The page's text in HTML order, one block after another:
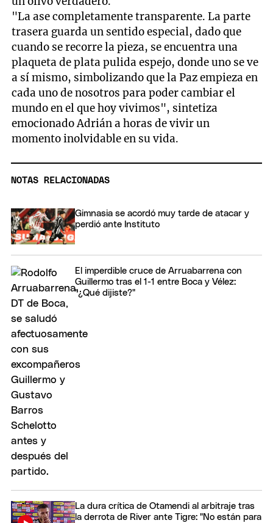
"La ase completamente transparente. La parte
trasera guarda un sentido especial, dado que
cuando se recorre la pieza, se encuentra una
plaqueta de plata pulida espejo, donde uno se ve
a sí mismo, simbolizando que la Paz empieza en
cada uno de nosotros para poder cambiar el
mundo en el que hoy vivimos", sintetiza
emocionado Adrián a horas de vivir un
momento inolvidable en su vida.
NOTAS RELACIONADAS
Gimnasia se acordó muy tarde de atacar y
perdió ante Instituto
El imperdible cruce de Arruabarrena con
Guillermo tras el 1-1 entre Boca y Vélez:
"¿Qué dijiste?"
La dura crítica de Otamendi al arbitraje tras
la derrota de River ante Tigre: "No están para